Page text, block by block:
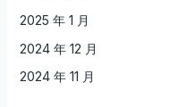
2025 年 1 月
2024 年 12 月
2024 年 11 月